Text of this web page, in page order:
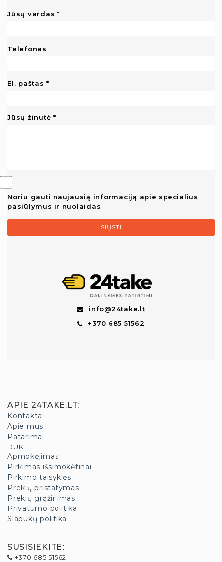
Jūsų vardas
Telefonas
El. paštas
Jūsų žinutė
Noriu gauti naujausią informaciją apie specialius
pasiūlymus ir nuolaidas
SIŲSTI
info@24take.lt
+370 685 51562
APIE 24TAKE.LT:
Kontaktai
Apie mus
Patarimai
DUK
Apmokėjimas
Pirkimas išsimokėtinai
Pirkimo taisyklės
Prekių pristatymas
Prekių grąžinimas
Privatumo politika
Slapukų politika
SUSISIEKITE:
+370 685 51562